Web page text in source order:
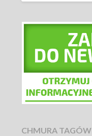
CHMURA TAGÓW